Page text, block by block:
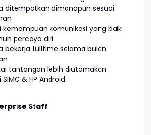
ditempatkan dimanapun sesuai
kemampuan komunikasi yang baik
percaya diri
bekerja fulltime selama bulan
tantangan lebih diutamakan
SIMC & HP Android
Staff